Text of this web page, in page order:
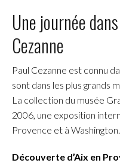
Une journée
Cezanne
Paul Cezanne est connu
sont dans les plus grands
La collection du musée
2006, une exposition
Provence et à Washington.
Découverte d’Aix en